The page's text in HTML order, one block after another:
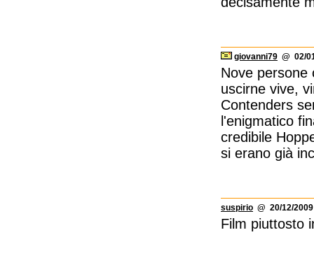
giovanni79 @ 02/
Nove persone
uscirne vive,
Contenders
l'enigmatico
credibile
si erano già
suspirio @ 20/12/
Film piuttosto